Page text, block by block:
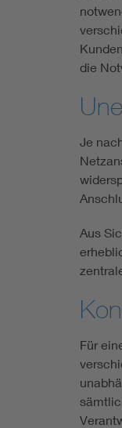
die
Je
Aus
Für